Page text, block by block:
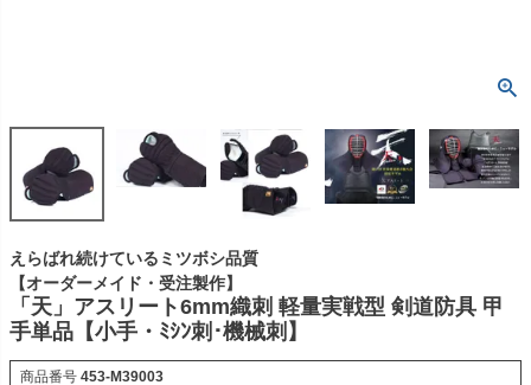
えらばれ続けているミツボシ品質
【オーダーメイド・受注製作】
「天」アスリート6mm織刺 軽量実戦型 剣道防具 甲
手単品【小手・ﾐｼﾝ刺･機械刺】
商品番号 453-M39003